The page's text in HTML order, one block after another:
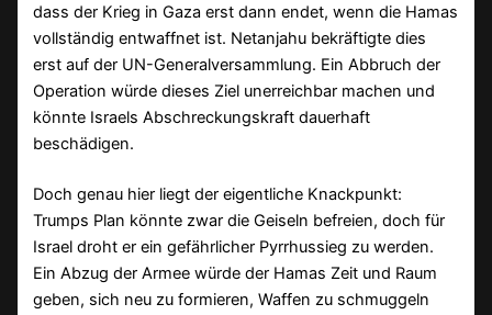
dass der Krieg in Gaza erst dann endet, wenn die Hamas
vollständig entwaffnet ist. Netanjahu bekräftigte dies
erst auf der UN-Generalversammlung. Ein Abbruch der
Operation würde dieses Ziel unerreichbar machen und
könnte Israels Abschreckungskraft dauerhaft
beschädigen.
Doch genau hier liegt der eigentliche Knackpunkt:
Trumps Plan könnte zwar die Geiseln befreien, doch für
Israel droht er ein gefährlicher Pyrrhussieg zu werden.
Ein Abzug der Armee würde der Hamas Zeit und Raum
geben, sich neu zu formieren, Waffen zu schmuggeln